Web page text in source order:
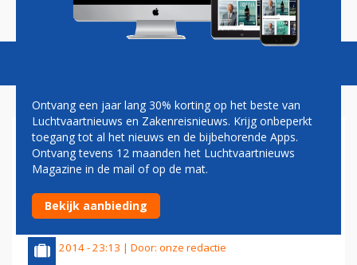
Magazine Podcasts Vacatures
GEVECHTSVLIEGTUIGEN
ESCORTEREN GULFSTREAM
NAAR STANSTED
23 juli 2014 - 23:13 | Door: onze redactie
Ontvang een jaar lang 30% korting op het beste van
Luchtvaartnieuws en Zakenreisnieuws. Krijg onbeperkt
toegang tot al het nieuws en de bijbehorende Apps.
Ontvang tevens 12 maanden het Luchtvaartnieuws
Magazine in de mail of op de mat.
Bekijk aanbieding